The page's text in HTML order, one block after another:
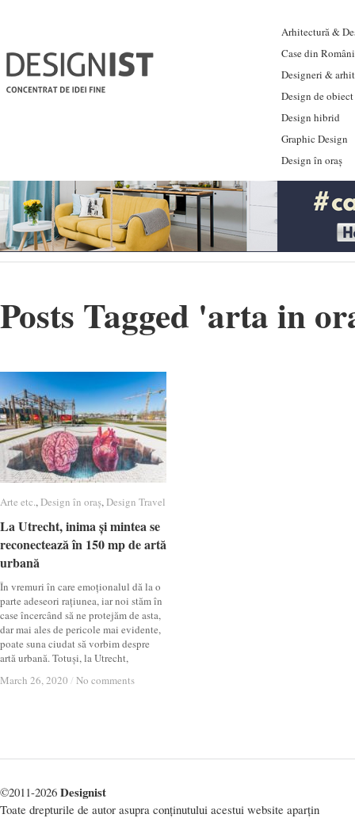
Arhitectură &
Case din
Designeri &
Design de obiect
Design hibrid
Graphic Design
Design în oraș
Posts Tagged 'arta in
Arte etc.,Design în oraș,Design Travel
La Utrecht, inima și mintea se
reconectează în 150 mp de artă
urbană
În vremuri în care emoționalul dă la o
parte adeseori rațiunea, iar noi stăm în
case încercând să ne protejăm de asta,
dar mai ales de pericole mai evidente,
poate suna ciudat să vorbim despre
artă urbană. Totuși, la Utrecht,
March 26, 2020 / No comments
Arte etc. Design în oraș Design Travel
La Utrecht, inima și mintea se
reconectează în 150 mp de artă
urbană
March 26, 2020 / No comments
©2011-2026 Designist
Toate drepturile de autor asupra conținutului acestui website aparțin